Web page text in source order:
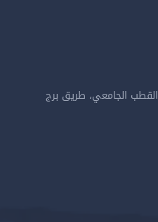
الجامعي، طريق برج